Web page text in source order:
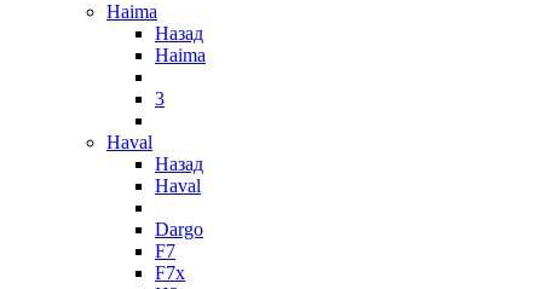
Haima
Назад
Haima
3
Haval
Назад
Haval
Dargo
F7
F7x